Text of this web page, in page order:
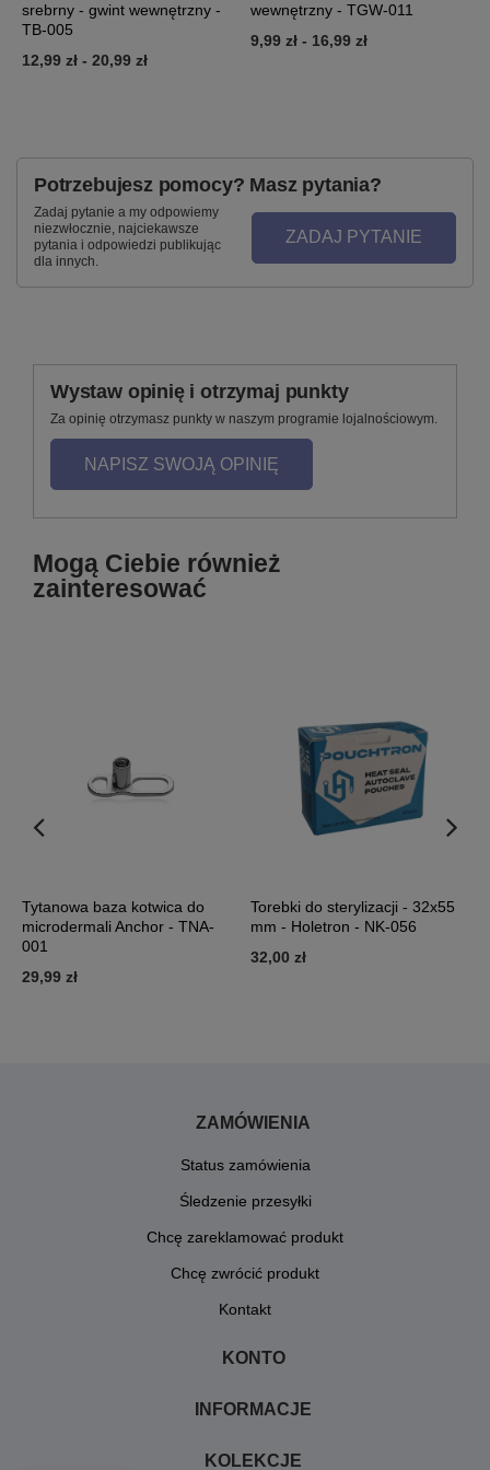
srebrny - gwint wewnętrzny -
TB-005
12,99 zł - 20,99 zł
wewnętrzny - TGW-011
9,99 zł - 16,99 zł
Potrzebujesz pomocy? Masz pytania?
Zadaj pytanie a my odpowiemy
niezwłocznie, najciekawsze
pytania i odpowiedzi publikując
dla innych.
ZADAJ PYTANIE
Wystaw opinię i otrzymaj punkty
Za opinię otrzymasz punkty w naszym programie lojalnościowym.
NAPISZ SWOJĄ OPINIĘ
Mogą Ciebie również
zainteresować
Tytanowa baza kotwica do
microdermali Anchor - TNA-
001
29,99 zł
Torebki do sterylizacji - 32x55
mm - Holetron - NK-056
32,00 zł
ZAMÓWIENIA
Status zamówienia
Śledzenie przesyłki
Chcę zareklamować produkt
Chcę zwrócić produkt
Kontakt
KONTO
INFORMACJE
KOLEKCJE